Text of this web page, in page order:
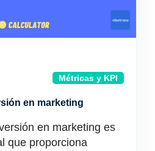
Métricas y KPI
en marketing
en marketing es
que proporciona